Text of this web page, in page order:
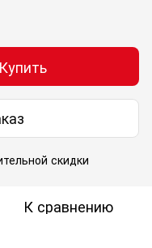
Купить
скидки
К сравнению